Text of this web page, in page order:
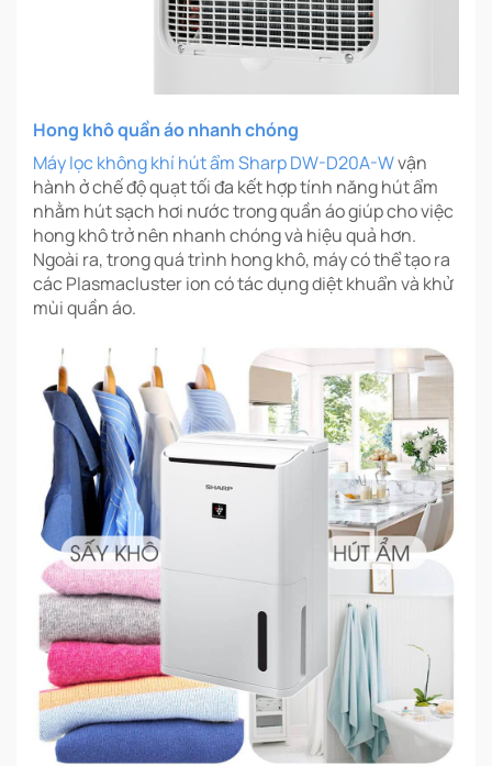
Hong khô quần áo nhanh chóng
Máy lọc không khí hút ẩm Sharp DW-D20A-Wvận
hành ở chế độ quạt tối đa kết hợp tính năng hút ẩm
nhằm hút sạch hơi nước trong quần áo giúp cho việc
hong khô trở nên nhanh chóng và hiệu quả hơn.
Ngoài ra, trong quá trình hong khô, máy có thể tạo ra
các Plasmacluster ion có tác dụng diệt khuẩn và khử
mùi quần áo.